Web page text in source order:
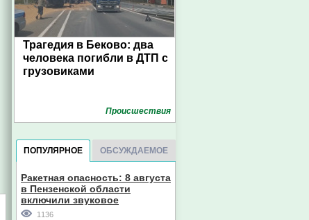
Трагедия в Беково: два
человека погибли в ДТП с
грузовиками
Проиcшествия
ПОПУЛЯРНОЕ ОБСУЖДАЕМОЕ
Ракетная опасность: 8 августа
в Пензенской области
включили звуковое
оповещение
1136